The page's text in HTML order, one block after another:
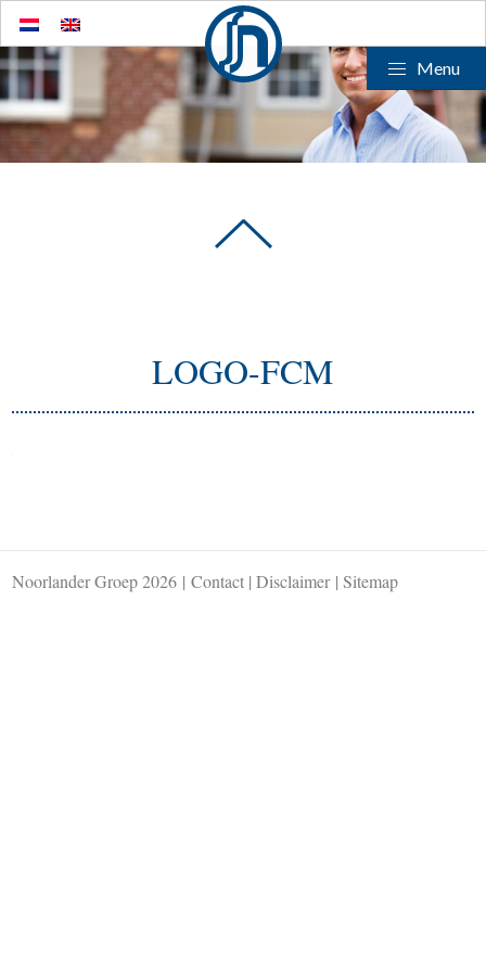
Menu
LOGO-FCM
Noorlander Groep 2026 |Contact |Disclaimer|Sitemap